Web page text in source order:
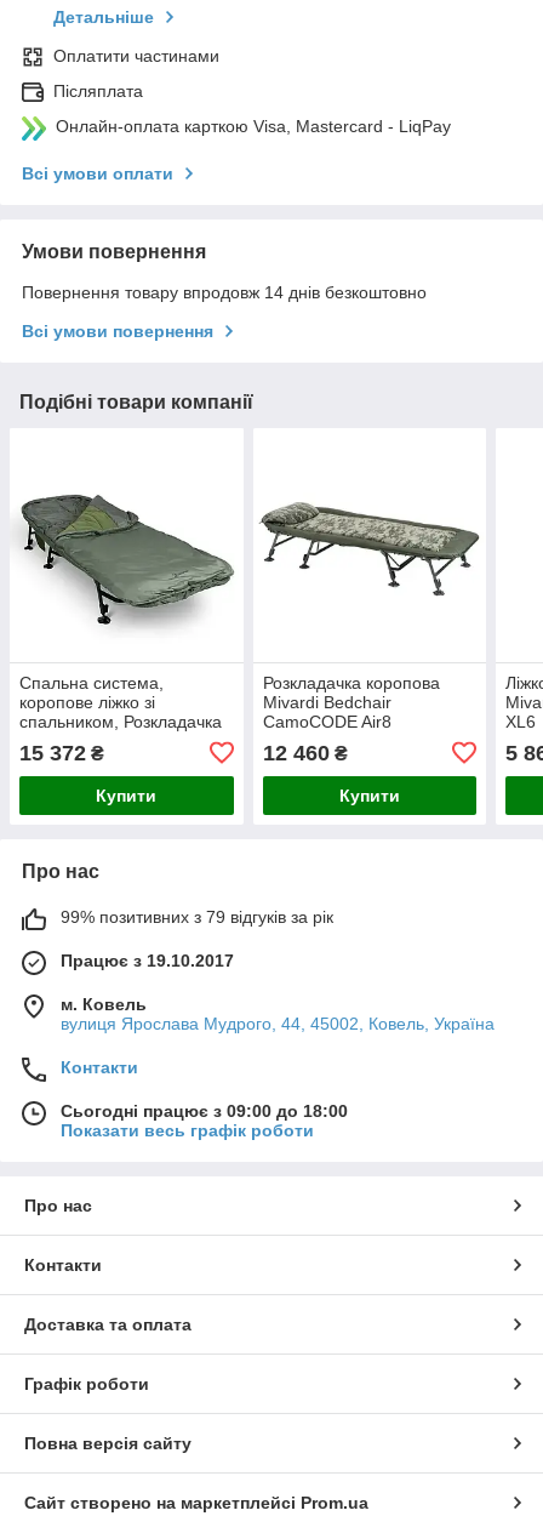
Детальніше
Оплатити частинами
Післяплата
Онлайн-оплата карткою Visa, Mastercard - LiqPay
Всі умови оплати
Умови повернення
Повернення товару впродовж 14 днів безкоштовно
Всі умови повернення
Подібні товари компанії
Спальна система,
коропове ліжко зі
спальником, Розкладачка
SEASON SLEEP SYSTEM
15 372 ₴
Купити
Розкладачка коропова
Mivardi Bedchair
CamoCODE Air8
12 460₴
Купити
XL6
5
Про нас
99% позитивних з 79 відгуків за рік
Працює з 19.10.2017
м. Ковель
вулиця Ярослава Мудрого, 44, 45002, Ковель, Україна
Контакти
Сьогодні працює з 09:00 до 18:00
Показати весь графік роботи
Про нас
Контакти
Доставка та оплата
Графік роботи
Повна версія сайту
Сайт створено на маркетплейсі Prom.ua